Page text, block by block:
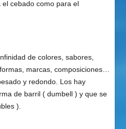
cebado como para el
de colores, sabores,
marcas, composiciones…
y redondo. Los hay
de barril ( dumbell ) y que se
).